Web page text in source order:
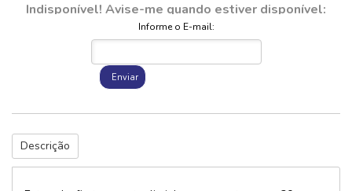
Indisponível! Avise-me quando estiver disponível:
Informe o E-mail:
Enviar
Descrição